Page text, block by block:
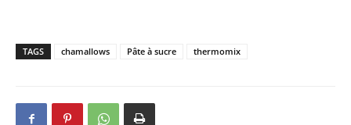
TAGS chamallows Pâte à sucre thermomix